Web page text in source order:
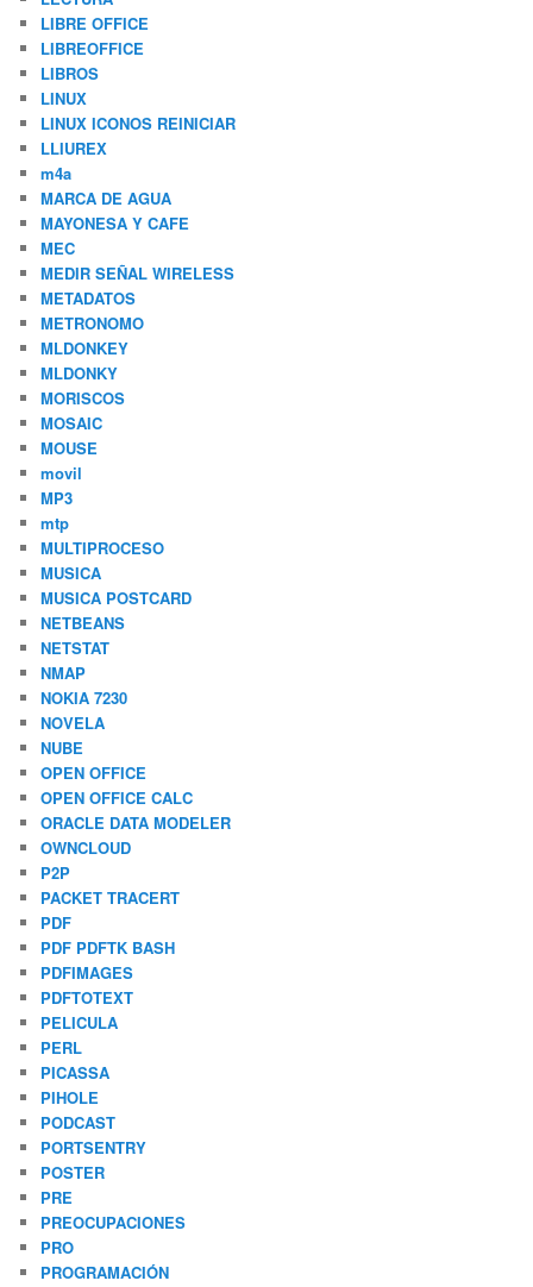
LIBRE OFFICE
LIBREOFFICE
LIBROS
LINUX
LINUX ICONOS REINICIAR
LLIUREX
m4a
MARCA DE AGUA
MAYONESA Y CAFE
MEC
MEDIR SEÑAL WIRELESS
METADATOS
METRONOMO
MLDONKEY
MLDONKY
MORISCOS
MOSAIC
MOUSE
movil
MP3
mtp
MULTIPROCESO
MUSICA
MUSICA POSTCARD
NETBEANS
NETSTAT
NMAP
NOKIA 7230
NOVELA
NUBE
OPEN OFFICE
OPEN OFFICE CALC
ORACLE DATA MODELER
OWNCLOUD
P2P
PACKET TRACERT
PDF
PDF PDFTK BASH
PDFIMAGES
PDFTOTEXT
PELICULA
PERL
PICASSA
PIHOLE
PODCAST
PORTSENTRY
POSTER
PRE
PREOCUPACIONES
PRO
PROGRAMACIÓN